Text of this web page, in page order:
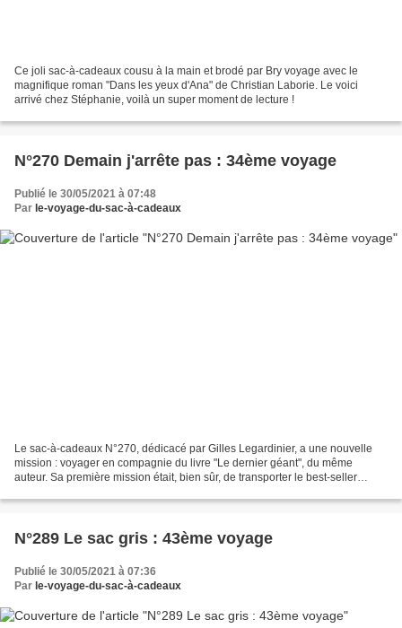
Ce joli sac-à-cadeaux cousu à la main et brodé par Bry voyage avec le
magnifique roman "Dans les yeux d'Ana" de Christian Laborie. Le voici
arrivé chez Stéphanie, voilà un super moment de lecture !
N°270 Demain j'arrête pas : 34ème voyage
Publié le 30/05/2021 à 07:48
Par le-voyage-du-sac-à-cadeaux
Le sac-à-cadeaux N°270, dédicacé par Gilles Legardinier, a une nouvelle
mission : voyager en compagnie du livre "Le dernier géant", du même
auteur. Sa première mission était, bien sûr, de transporter le best-seller
N°289 Le sac gris : 43ème voyage
Publié le 30/05/2021 à 07:36
Par le-voyage-du-sac-à-cadeaux